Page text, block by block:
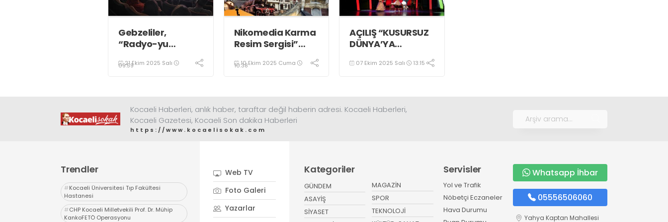
Gebzeliler,
“Radyo-yu
tiyatro oyununu
21 Ekim 2025 Salı
09:59
Nikomedia Karma
Resim Sergisi”
Buluşuyor
10 Ekim 2025 Cuma
10:38
AÇILIŞ “KUSURSUZ
DÜNYA’YA
07 Ekim 2025 Salı 13:15
Kocaeli Haberleri, anlık haber, taraftar değil haberin adresi. Kocaeli Haberleri,
Kocaeli Gazetesi, Kocaeli Son dakika Haberleri
https://www.kocaelisokak.com
Trendler
#Kocaeli Üniversitesi Tıp Fakültesi
Hastanesi
#CHP Kocaeli Milletvekili Prof. Dr. Mühip
KankoFETÖ Operasyonu
Web TV
Foto Galeri
Yazarlar
Kategoriler
GÜNDEM
ASAYİŞ
SİYASET
MAGAZİN
SPOR
TEKNOLOJİ
Servisler
Yol ve Trafik
Nöbetçi Eczaneler
Hava Durumu
Whatsapp İhbar
05556506060
Yahya Kaptan Mahallesi